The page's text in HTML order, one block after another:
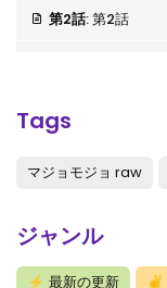
第2話: 第2話
Tags
マジョモジョ raw
ジャンル
⚡ 最新の更新 ✌